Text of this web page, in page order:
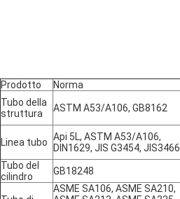
Prodotto Norma
Tubo della
struttura
ASTM A53/A106, GB8162
Linea tubo Api 5L, ASTM A53/A106,
DIN1629, JIS G3454, JIS3466
Tubo del
cilindro
GB18248
ASME SA106, ASME SA210,